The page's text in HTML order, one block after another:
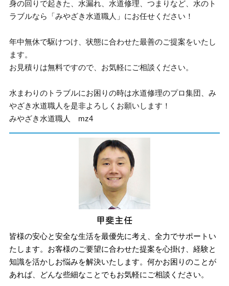
身の回りで起きた、水漏れ、水道修理、つまりなど、水のト
ラブルなら「みやざき水道職人」にお任せください！
年中無休で駆けつけ、状態に合わせた最善のご提案をいたし
ます。
お見積りは無料ですので、お気軽にご相談ください。
水まわりのトラブルにお困りの時は水道修理のプロ集団、み
やざき水道職人を是非よろしくお願いします！
みやざき水道職人 mz4
皆様の安心と安全な生活を最優先に考え、全力でサポートい
たします。お客様のご要望に合わせた提案を心掛け、経験と
知識を活かしお悩みを解決いたします。何かお困りのことが
あれば、どんな些細なことでもお気軽にご相談ください。